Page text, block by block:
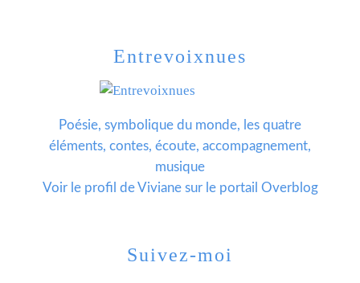
Entrevoixnues
Poésie, symbolique du monde, les quatre
éléments, contes, écoute, accompagnement,
musique
Voir le profil deVivianesur le portail Overblog
Suivez-moi